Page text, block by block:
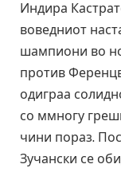
Индира
воведниот
шампиони во
против
одиграа
со ммногу
чини пораз.
Зучански се